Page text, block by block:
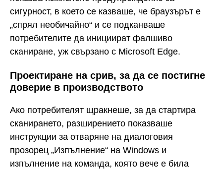
сигурност, в което се казваше, че браузърът е
„спрял необичайно“ и се подканваше
потребителите да инициират фалшиво
сканиране, уж свързано с Microsoft Edge.
Проектиране на срив, за да се постигне
доверие в производството
Ако потребителят щракнеше, за да стартира
сканирането, разширението показваше
инструкции за отваряне на диалоговия
прозорец „Изпълнение“ на Windows и
изпълнение на команда, която вече е била